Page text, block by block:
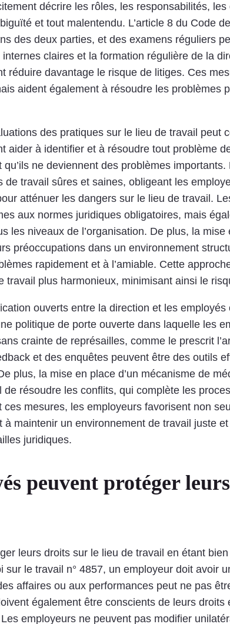
décrire les rôles, les responsabilités,
et tout malentendu. L’article 8 du Code
des deux parties, et des examens réguliers
claires et la formation régulière de la
réduire davantage le risque de litiges. Ces
aident également à résoudre les problèmes
des pratiques sur le lieu de travail
aider à identifier et à résoudre tout problème
ne deviennent des problèmes
de travail sûres et saines, obligeant les
atténuer les dangers sur le lieu de travail.
aux normes juridiques obligatoires, mais
niveaux de l’organisation. De plus, la
préoccupations dans un environnement
rapidement et à l’amiable. Cette
travail plus harmonieux, minimisant ainsi le
ouverts entre la direction et les
politique de porte ouverte dans laquelle les
crainte de représailles, comme le prescrit
et des enquêtes peuvent être des outils
plus, la mise en place d’un mécanisme de
résoudre les conflits, qui complète les
mesures, les employeurs favorisent non
maintenir un environnement de travail juste
juridiques.
peuvent protéger
leurs droits sur le lieu de travail en étant
sur le travail n° 4857, un employeur doit avoir
affaires ou aux performances peut ne pas
également être conscients de leurs droits
employeurs ne peuvent pas modifier